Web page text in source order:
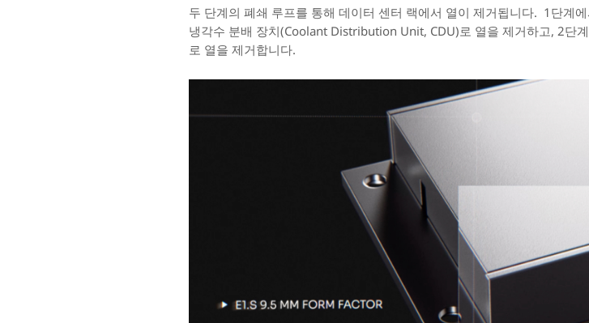
두 단계의 폐쇄 루프를 통해 데이터 센터 랙에서 열이 제거됩니다. 1단계
냉각수 분배 장치(Coolant Distribution Unit, CDU)로 열을 제거하고, 2단
로 열을 제거합니다.